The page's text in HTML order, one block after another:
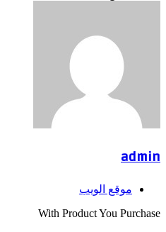
admin
موقع الويب
With Product You Purchase